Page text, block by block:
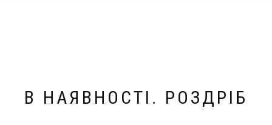
В НАЯВНОСТІ. РОЗДРІБ